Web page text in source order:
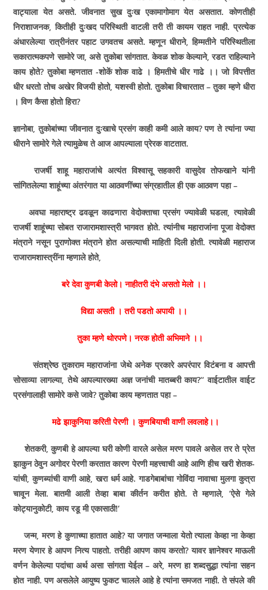
वाट्याला येत असते. जीवनात सुख दुःख एकामागोमाग येत असतात. कोणतीही
निराशाजनक,कितीही दुःखद परिस्थिती वाटली तरी ती कायम राहत नाही. प्रत्येक
अंधारलेल्या रात्रीनंतर पहाट उगवतच असते. म्हणून धीराने,हिम्मतीने परिस्थितीला
सकारात्मकपणे सामोरे जा,असे तुकोबा सांगतात. केवळ शोक केल्याने,रडत राहिल्याने
काय होते?तुकोबा म्हणतात -शोकें शोक वाढे । हिमतीचे धीर गाढे ।। जो विपत्तीत
धीर धरतो तोच अखेर विजयी होतो,यशस्वी होतो. तुकोबा विचारतात – तुका म्हणे धीरा
। विण कैसा होतो हिरा?
ज्ञानोबा,तुकोबांच्या जीवनात दुःखाचे प्रसंग काही कमी आले काय?पण ते त्यांना ज्या
धीराने सामोरे गेले त्यामुळेच ते आज आपल्याला प्रेरक वाटतात.
राजर्षी शाहू महाराजांचे अत्यंत विश्वासू सहकारी वासुदेव तोफखाने यांनी
सांगितलेल्या शाहूंच्या अंतरंगात या आठवणींच्या संग्रहातील ही एक आठवण पहा –
अवघा महाराष्ट्र ढवळून काढणारा वेदोक्ताचा प्रसंग ज्यावेळी घडला,त्यावेळी
राजर्षी शाहूंच्या सोबत राजारामशास्त्री भागवत होते. त्यांनीच महाराजांना पूजा वेदोक्त
मंत्राने नसून पुराणोक्त मंत्राने होत असल्याची माहिती दिली होती. त्यावेळी महाराज
राजारामशास्त्रींना म्हणाले होते,
बरे देवा कुणबी केलो। नाहीतरी दंभे असतो मेलो ।।
विद्या असती । तरी पडतो अपायी ।।
तुका म्हणे थोरपणे। नरक होती अभिमाने ।।
संतश्रेष्ठ तुकाराम महाराजांना जेथे अनेक प्रकारे अपरंपार विटंबना व आपत्ती
सोसाव्या लागल्या,तेथे आपल्यारख्या अज्ञ जनांची मातब्बरी काय?‘‘वाईटातील वाईट
प्रसंगालाही सामोरे कसे जावे?तुकोबा काय म्हणतात पहा –
मढे झाकुनिया करिती पेरणी । कुणबियाची वाणी लवलाहे।।
शेतकरी,कुणबी हे आपल्या घरी कोणी वारले असेल मरण पावले असेल तर ते प्रेत
झाकुन ठेवुन अगोदर पेरणी करतात कारण पेरणी महत्त्वाची आहे आणि हीच खरी शेतक-
यांची,कुणब्यांची वाणी आहे,खरा धर्म आहे. गाडगेबाबांचा गोविंदा नावाचा मुलगा कुत्रा
चावून मेला. बातमी आली तेव्हा बाबा कीर्तन करीत होते. ते म्हणाले, ‘ऐसे गेले
कोट्यानुकोटी,काय रडू मी एकासाठी!‘
जन्म,मरण हे कुणाच्या हातात आहे?या जगात जन्माला येतो त्याला केव्हा ना केव्हा
मरण येणार हे आपण नित्य पाहतो. तरीही आपण काय करतो?यावर ज्ञानेश्वर माऊली
वर्णन केलेल्या पदांचा अर्थ असा सांगता येईल – अरे,मरण हा शब्दसुद्धा त्यांना सहन
होत नाही. पण असलेले आयुष्य फुकट चालले आहे हे त्यांना समजत नाही. ते संपले की